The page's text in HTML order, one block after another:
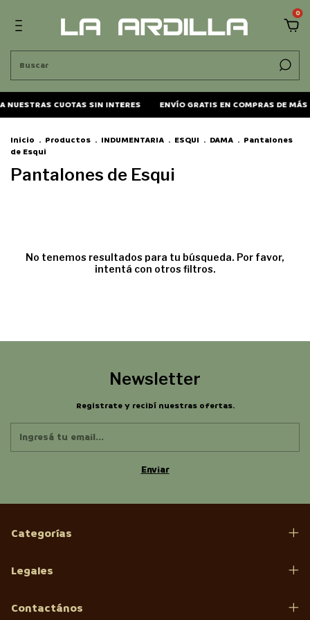
0
NUESTRAS CUOTAS SIN INTERES ENVÍO GRATIS EN COMPRAS DE
Inicio . Productos . INDUMENTARIA . ESQUI . DAMA . Pantalones
de Esqui
Pantalones de Esqui
No tenemos resultados para tu búsqueda. Por favor,
intentá con otros filtros.
Newsletter
Registrate y recibí nuestras ofertas.
Categorías
Legales
Contactános